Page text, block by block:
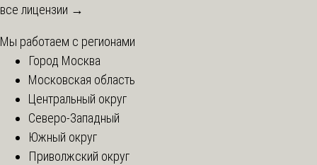
все лицензии →
Мы работаем с регионами
Город Москва
Московская область
Центральный округ
Северо-Западный
Южный округ
Приволжский округ